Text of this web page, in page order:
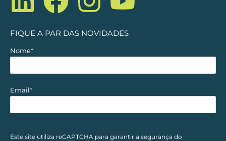
i
n
k
e
d
a
c
e
o
n
s
t
g
o
u
t
b
FIQUE A PAR DAS NOVIDADES
Nome*
Email*
Este site utiliza reCAPTCHA para garantir a segurança do